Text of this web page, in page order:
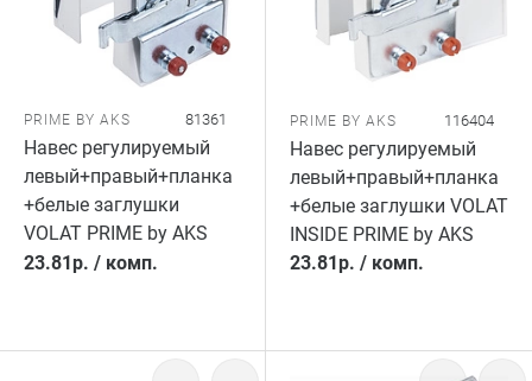
PRIME BY AKS 81361
Навес регулируемый
левый+правый+планка
+белые заглушки
VOLAT PRIME by AKS
23.81р. / комп.
PRIME BY AKS 116404
Навес регулируемый
левый+правый+планка
+белые заглушки VOLAT
INSIDE PRIME by AKS
23.81р. / комп.